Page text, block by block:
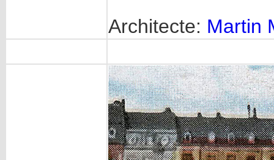
Architecte: Martin